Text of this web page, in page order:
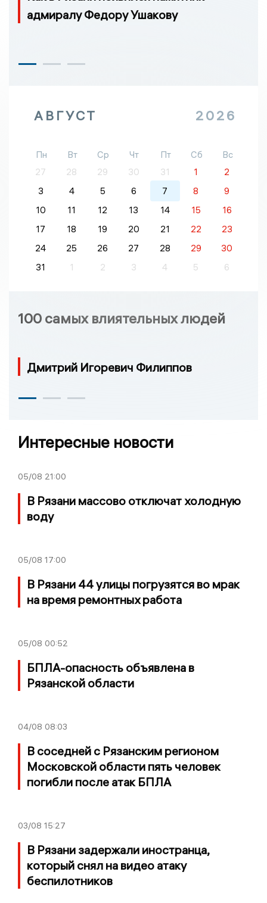
адмиралу Федору Ушакову
АВГУСТ 2026
Пн Вт Ср Чт Пт Сб
Вс
27
28 29 30 31 1
2
3
4 5 6 7 8
9
10
11 12 13 14 15
16
17
18 19 20 21 22
23
24
25 26 27 28 29
30
31
1 2 3 4 5 6
100 самых влиятельных людей
Дмитрий Игоревич Филиппов
Интересные новости
05/08 21:00
В Рязани массово отключат холодную
воду
05/08 17:00
В Рязани 44 улицы погрузятся во мрак
на время ремонтных работа
05/08 00:52
БПЛА-опасность объявлена в
Рязанской области
04/08 08:03
В соседней с Рязанским регионом
Московской области пять человек
погибли после атак БПЛА
03/08 15:27
В Рязани задержали иностранца,
который снял на видео атаку
беспилотников